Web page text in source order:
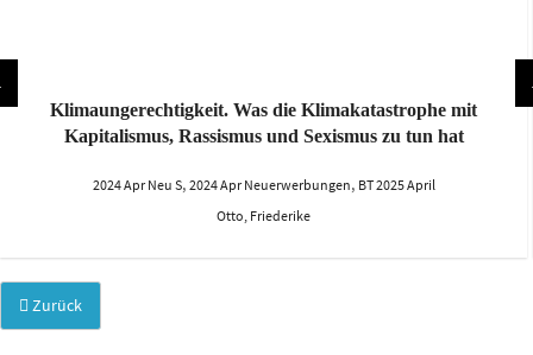
Klimaungerechtigkeit. Was die Klimakatastrophe mit
Kapitalismus, Rassismus und Sexismus zu tun hat
2024 Apr Neu S, 2024 Apr Neuerwerbungen, BT 2025 April
Otto, Friederike
Zurück